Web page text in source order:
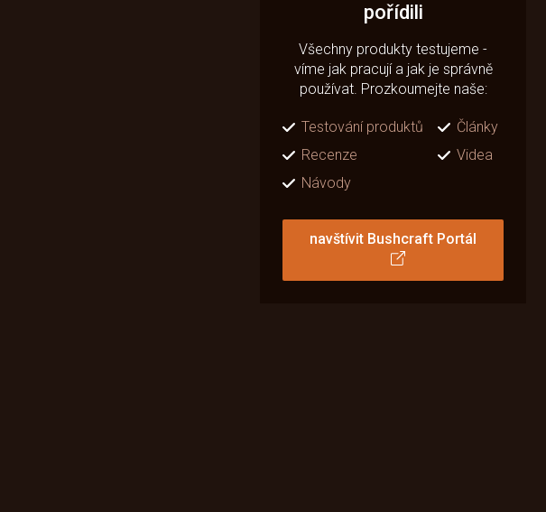
pořídili
Všechny produkty testujeme -
víme jak pracují a jak je správně
používat. Prozkoumejte naše:
Testování produktů
Články
Recenze
Videa
Návody
navštívit Bushcraft Portál